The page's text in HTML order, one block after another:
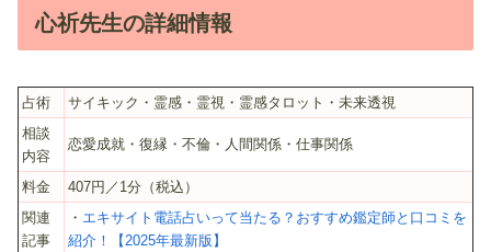
心祈先生の詳細情報
占術
サイキック・霊感・霊視・霊感タロット・未来透視
相談
内容
恋愛成就・復縁・不倫・人間関係・仕事関係
料金
407円／1分（税込）
関連
記事
・ エキサイト電話占いって当たる？おすすめ鑑定師と口コミを
紹介！【2025年最新版】